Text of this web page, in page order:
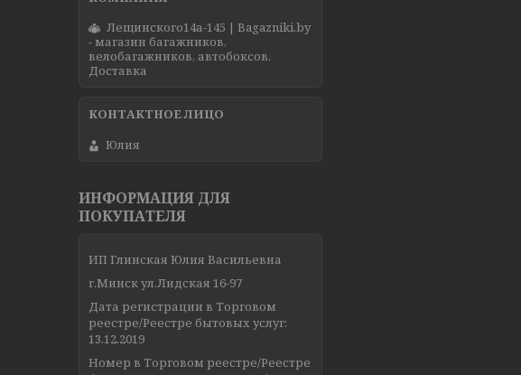
Лещинского14а-145 | Bagazniki.by
- магазин багажников,
велобагажников, автобоксов.
Доставка
Юлия
ИНФОРМАЦИЯ ДЛЯ
ПОКУПАТЕЛЯ
ИП Глинская Юлия Васильевна
г.Минск ул.Лидская 16-97
Дата регистрации в Торговом
реестре/Реестре бытовых услуг:
13.12.2019
Номер в Торговом реестре/Реестре